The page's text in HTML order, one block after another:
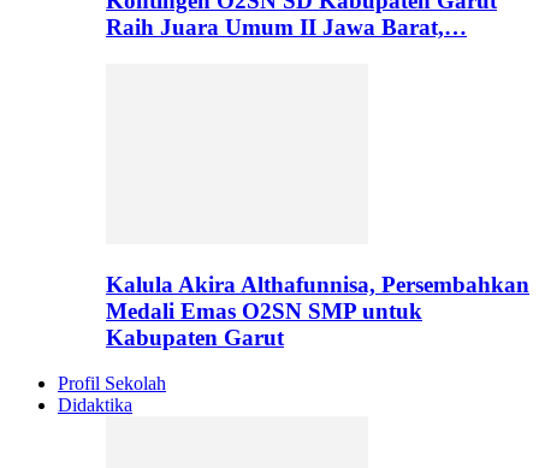
Raih Juara Umum II Jawa Barat,…
Kalula Akira Althafunnisa, Persembahkan
Medali Emas O2SN SMP untuk
Kabupaten Garut
Profil Sekolah
Didaktika